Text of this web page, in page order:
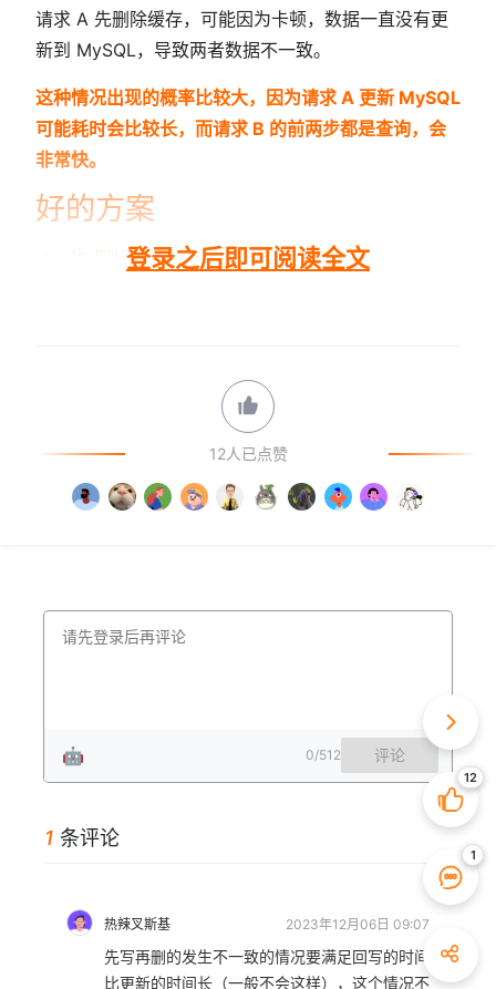
请求 A 先删除缓存，可能因为卡顿，数据一直没有更
新到 MySQL，导致两者数据不一致。
这种情况出现的概率比较大，因为请求 A 更新 MySQL
可能耗时会比较长，而请求 B 的前两步都是查询，会
非常快。
好的方案
4. 先删除 Re...
登录之后即可阅读全文
12人已点赞
🤖 0/512 评论
1 条评论
热辣叉斯基 2023年12月06日 09:07
先写再删的发生不一致的情况要满足回写的时间
比更新的时间长（一般不会这样），这个情况不